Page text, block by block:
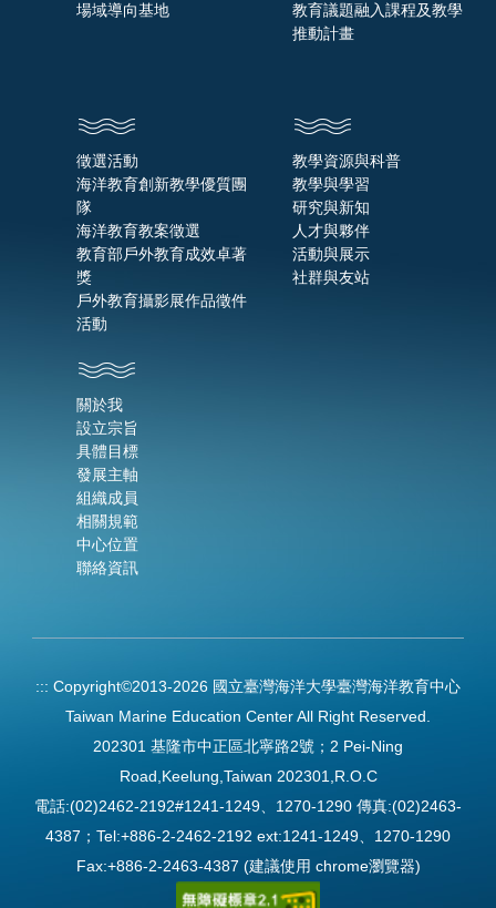
場域導向基地
教育議題融入課程及教學
推動計畫
徵選活動
海洋教育創新教學優質團
隊
海洋教育教案徵選
教育部戶外教育成效卓著
獎
戶外教育攝影展作品徵件
活動
教學資源與科普
教學與學習
研究與新知
人才與夥伴
活動與展示
社群與友站
關於我
設立宗旨
具體目標
發展主軸
組織成員
相關規範
中心位置
聯絡資訊
::: Copyright©2013-2026 國立臺灣海洋大學臺灣海洋教育中心
Taiwan Marine Education Center All Right Reserved.
202301 基隆市中正區北寧路2號；2 Pei-Ning
Road,Keelung,Taiwan 202301,R.O.C
電話:(02)2462-2192#1241-1249、1270-1290 傳真:(02)2463-
4387；Tel:+886-2-2462-2192 ext:1241-1249、1270-1290
Fax:+886-2-2463-4387 (建議使用 chrome瀏覽器)